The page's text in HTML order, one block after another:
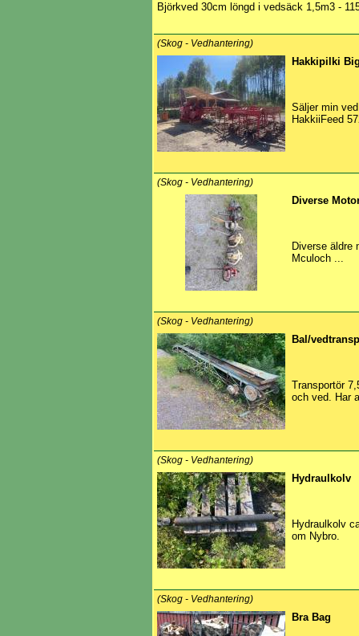
Björkved 30cm löngd i vedsäck 1,5m3 -
(Skog - Vedhantering)
Hakkipilki
Säljer min
HakkiiFeed
(Skog - Vedhantering)
Diverse
Diverse äldre
Mculoch ...
(Skog - Vedhantering)
Bal/
Transportör
och ved. Har
(Skog - Vedhantering)
Hydraulkolv
Hydraulkolv
om Nybro.
(Skog - Vedhantering)
Bra Bag